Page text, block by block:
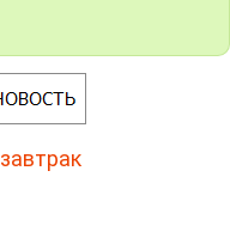
завтрак